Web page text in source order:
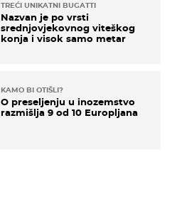
TREĆI UNIKATNI BUGATTI
Nazvan je po vrsti
srednjovjekovnog viteškog
konja i visok samo metar
KAMO BI OTIŠLI?
O preseljenju u inozemstvo
razmišlja 9 od 10 Europljana